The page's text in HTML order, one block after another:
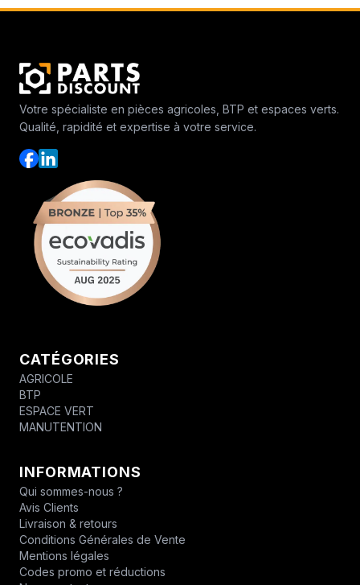
Votre spécialiste en pièces agricoles, BTP et espaces verts.
Qualité, rapidité et expertise à votre service.
CATÉGORIES
AGRICOLE
BTP
ESPACE VERT
MANUTENTION
INFORMATIONS
Qui sommes-nous ?
Avis Clients
Livraison & retours
Conditions Générales de Vente
Mentions légales
Codes promo et réductions